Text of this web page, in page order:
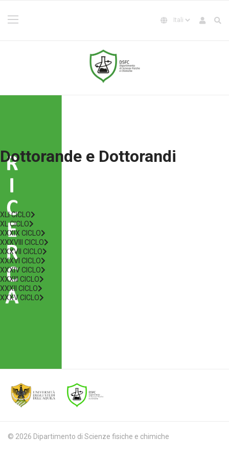
Dottorande e Dottorandi
XLI CICLO
XL CICLO
XXXIX CICLO
XXXVIII CICLO
XXXVII CICLO
XXXVI CICLO
XXXIV CICLO
XXXIII CICLO
XXXII CICLO
XXXV CICLO
© 2026 Dipartimento di Scienze fisiche e chimiche